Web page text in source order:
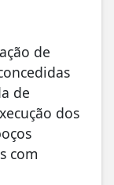
de
de
dos
com